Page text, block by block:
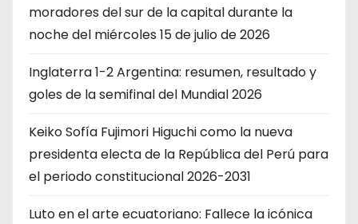
moradores del sur de la capital durante la
noche del miércoles 15 de julio de 2026
Inglaterra 1-2 Argentina: resumen, resultado y
goles de la semifinal del Mundial 2026
Keiko Sofía Fujimori Higuchi como la nueva
presidenta electa de la República del Perú para
el periodo constitucional 2026-2031
Luto en el arte ecuatoriano: Fallece la icónica